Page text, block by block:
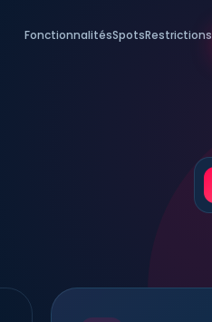
FonctionnalitésSpotsRestrictions